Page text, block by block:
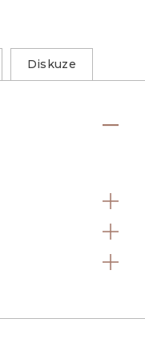
Diskuze